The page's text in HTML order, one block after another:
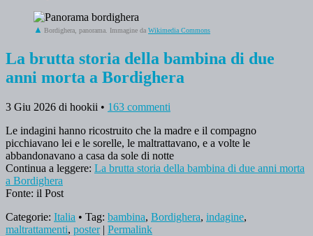
Bordighera, panorama. Immagine da Wikimedia Commons
La brutta storia della bambina di due
anni morta a Bordighera
3 Giu 2026 di hookii • 163 commenti
Le indagini hanno ricostruito che la madre e il compagno
picchiavano lei e le sorelle, le maltrattavano, e a volte le
abbandonavano a casa da sole di notte
Continua a leggere: La brutta storia della bambina di due anni morta
a Bordighera
Fonte: il Post
Categorie: Italia • Tag: bambina, Bordighera, indagine,
maltrattamenti, poster| Permalink